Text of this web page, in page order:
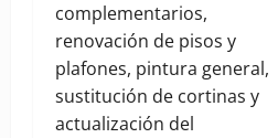
complementarios,
renovación de pisos y
plafones, pintura general,
sustitución de cortinas y
actualización del